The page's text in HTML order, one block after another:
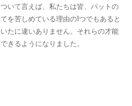
いて言えば、私たちは皆、パットの
を苦しめている理由の1つでもあると
たに違いありません。それらの才能
きるようになりました。